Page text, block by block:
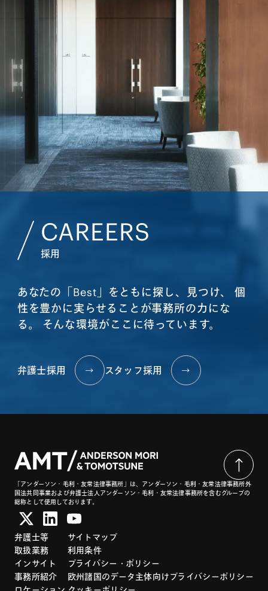
CAREERS
採用
あなたの「Best」をともに探し、見つけ、
個
性を豊かに実らせることが事務所の力にな
る。
そんな環境がここに待っています。
弁護士採用 スタッフ採用
「アンダーソン・毛利・友常法律事務所」は、アンダーソン・毛利・友常法律事務所外
国法共同事業および弁護士法人アンダーソン・毛利・友常法律事務所を含むグループの
総称として使用しております。
弁護士等
取扱業務
インサイト
事務所紹介
サイトマップ
利用条件
プライバシー・ポリシー
欧州諸国のデータ主体向けプライバシーポリシー